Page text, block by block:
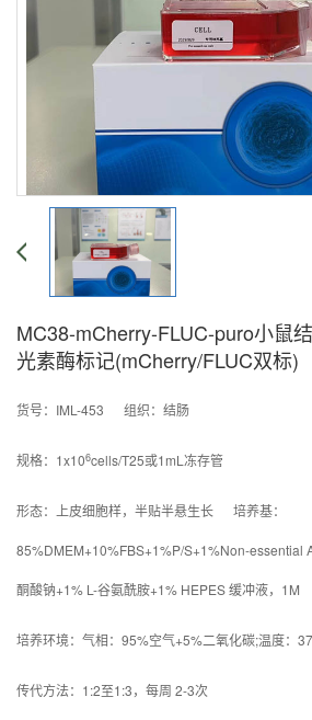
MC38-mCherry-FLUC-puro小鼠
光素酶标记(mCherry/FLUC双标)
货号：IML-453 组织：结肠
规格：1x106cells/T25或1mL冻存管
形态：上皮细胞样，半贴半悬生长 培养基：
85%DMEM+10%FBS+1%P/S+1%Non-essential
酮酸钠+1% L-谷氨酰胺+1% HEPES 缓冲液，1M
培养环境：气相：95%空气+5%二氧化碳;温度：
传代方法：1:2至1:3，每周 2-3次